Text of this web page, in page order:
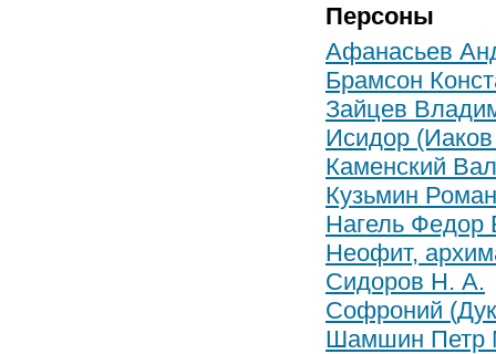
Персоны
Афанасьев
Брамсон
Зайцев
Исидор
Каменский
Кузьмин
Нагель Федор
Неофит,
Сидоров Н. А.
Софроний
Шамшин Петр